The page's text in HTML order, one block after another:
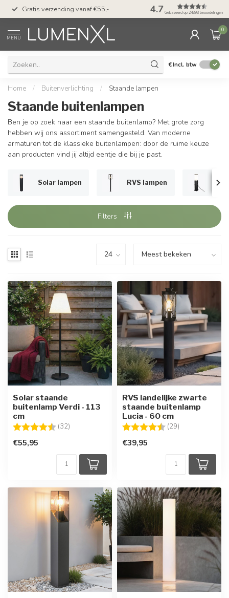
Gratis verzending vanaf €55,- 50 dagen
met Klarna
4.7 Gebaseerd op 24393 beoordelingen
MENU
0
€Incl. btw
Home / Buitenverlichting / Staande lampen
Staande buitenlampen
Ben je op zoek naar een staande buitenlamp? Met grote zorg
hebben wij ons assortiment samengesteld. Van moderne
armaturen tot de klassieke buitenlampen: door de ruime keuze
aan producten vind jij altijd eentje die bij je past.
Solar lampen RVS lampen
Filters
Solar staande
buitenlamp Verdi - 113
cm
Beoordeling: (32)
€55,95
RVS landelijke zwarte
staande buitenlamp
Lucia - 60 cm
Beoordeling: (29)
€39,95